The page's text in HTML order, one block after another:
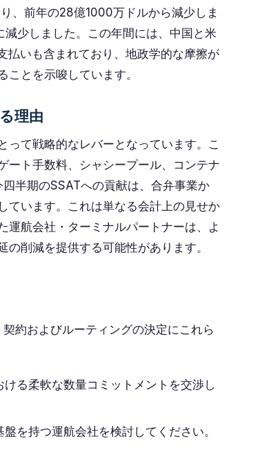
、前年の28億1000万ドルから減少しま
減少しました。この年間には、中国と米
払いも含まれており、地政学的な摩擦が
とを示唆しています。
理由
って戦略的なレバーとなっています。こ
ート手数料、シャシープール、コンテナ
半期のSSATへの貢献は、合弁事業か
ています。これは単なる会計上の見せか
運航会社・ターミナルパートナーは、よ
削減を提供する可能性があります。
約およびルーティングの決定にこれら
る柔軟な数量コミットメントを交渉し
を持つ運航会社を検討してください。